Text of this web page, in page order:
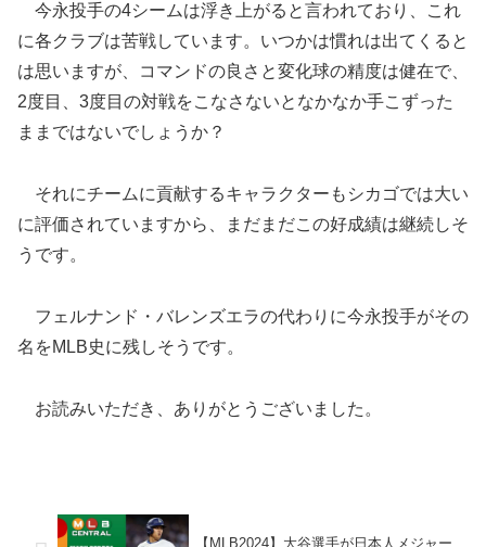
今永投手の4シームは浮き上がると言われており、これ
に各クラブは苦戦しています。いつかは慣れは出てくると
は思いますが、コマンドの良さと変化球の精度は健在で、
2度目、3度目の対戦をこなさないとなかなか手こずった
ままではないでしょうか？
それにチームに貢献するキャラクターもシカゴでは大い
に評価されていますから、まだまだこの好成績は継続しそ
うです。
フェルナンド・バレンズエラの代わりに今永投手がその
名をMLB史に残しそうです。
お読みいただき、ありがとうございました。
【MLB2024】大谷選手が日本人メジャー